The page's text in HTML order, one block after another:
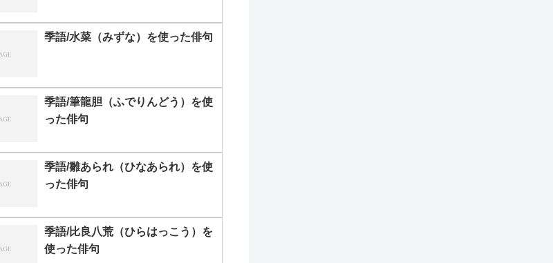
季語/水菜（みずな）を使った俳句
季語/筆龍胆（ふでりんどう）を使
った俳句
季語/雛あられ（ひなあられ）を使
った俳句
季語/比良八荒（ひらはっこう）を
使った俳句